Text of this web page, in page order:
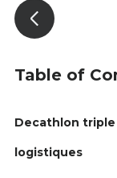
Table of
Decathlon
logistiques